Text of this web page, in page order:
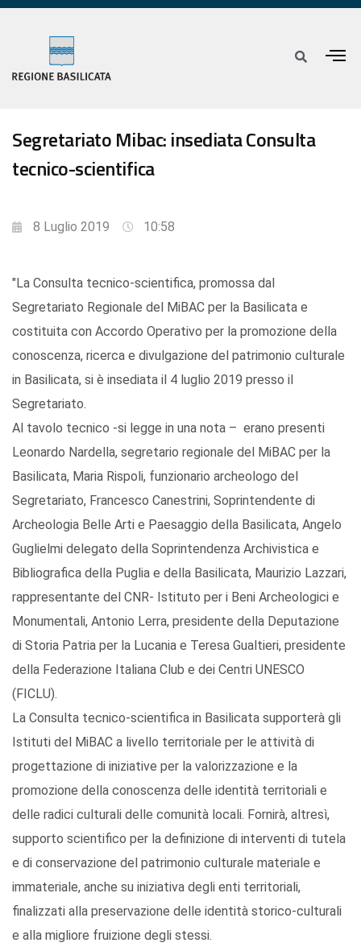
Segretariato Mibac: insediata Consulta
tecnico-scientifica
8 Luglio 2019 10:58
"La Consulta tecnico-scientifica, promossa dal
Segretariato Regionale del MiBAC per la Basilicata e
costituita con Accordo Operativo per la promozione della
conoscenza, ricerca e divulgazione del patrimonio culturale
in Basilicata, si è insediata il 4 luglio 2019 presso il
Segretariato.
Al tavolo tecnico -si legge in una nota – erano presenti
Leonardo Nardella, segretario regionale del MiBAC per la
Basilicata, Maria Rispoli, funzionario archeologo del
Segretariato, Francesco Canestrini, Soprintendente di
Archeologia Belle Arti e Paesaggio della Basilicata, Angelo
Guglielmi delegato della Soprintendenza Archivistica e
Bibliografica della Puglia e della Basilicata, Maurizio Lazzari,
rappresentante del CNR- Istituto per i Beni Archeologici e
Monumentali, Antonio Lerra, presidente della Deputazione
di Storia Patria per la Lucania e Teresa Gualtieri, presidente
della Federazione Italiana Club e dei Centri UNESCO
(FICLU).
La Consulta tecnico-scientifica in Basilicata supporterà gli
Istituti del MiBAC a livello territoriale per le attività di
progettazione di iniziative per la valorizzazione e la
promozione della conoscenza delle identità territoriali e
delle radici culturali delle comunità locali. Fornirà, altresì,
supporto scientifico per la definizione di interventi di tutela
e di conservazione del patrimonio culturale materiale e
immateriale, anche su iniziativa degli enti territoriali,
finalizzati alla preservazione delle identità storico-culturali
e alla migliore fruizione degli stessi.